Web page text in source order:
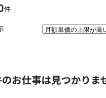
件
お仕事は見つかりま